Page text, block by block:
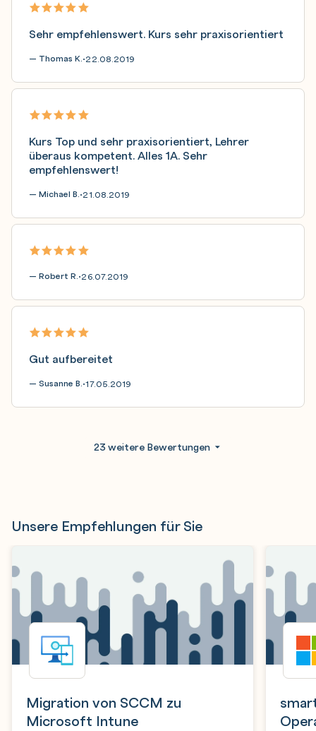
Sehr empfehlenswert. Kurs sehr praxisorientiert
— Thomas K.•22.08.2019
Kurs Top und sehr praxisorientiert, Lehrer
überaus kompetent. Alles 1A. Sehr
empfehlenswert!
— Michael B.•21.08.2019
— Robert R.•26.07.2019
Gut aufbereitet
— Susanne B.•17.05.2019
23 weitere Bewertungen
Unsere Empfehlungen für Sie
Migration von SCCM zu
Microsoft Intune